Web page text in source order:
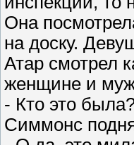
Она
на доску.
Атар смотрел
женщине и
- Кто это
Симмонс